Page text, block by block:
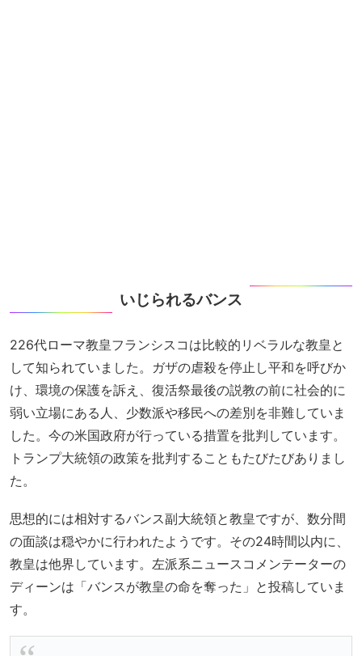
いじられるバンス
226代ローマ教皇フランシスコは比較的リベラルな教皇と
して知られていました。ガザの虐殺を停止し平和を呼びか
け、環境の保護を訴え、復活祭最後の説教の前に社会的に
弱い立場にある人、少数派や移民への差別を非難していま
した。今の米国政府が行っている措置を批判しています。
トランプ大統領の政策を批判することもたびたびありまし
た。
思想的には相対するバンス副大統領と教皇ですが、数分間
の面談は穏やかに行われたようです。その24時間以内に、
教皇は他界しています。左派系ニュースコメンテーターの
ディーンは「バンスが教皇の命を奪った」と投稿していま
す。